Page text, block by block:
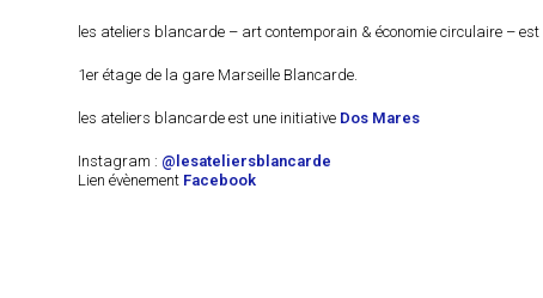
les ateliers blancarde – art contemporain & économie circulaire –
1er étage de la gare Marseille Blancarde.
les ateliers blancarde est une initiative Dos Mares
Instagram : @lesateliersblancarde
Lien évènement Facebook